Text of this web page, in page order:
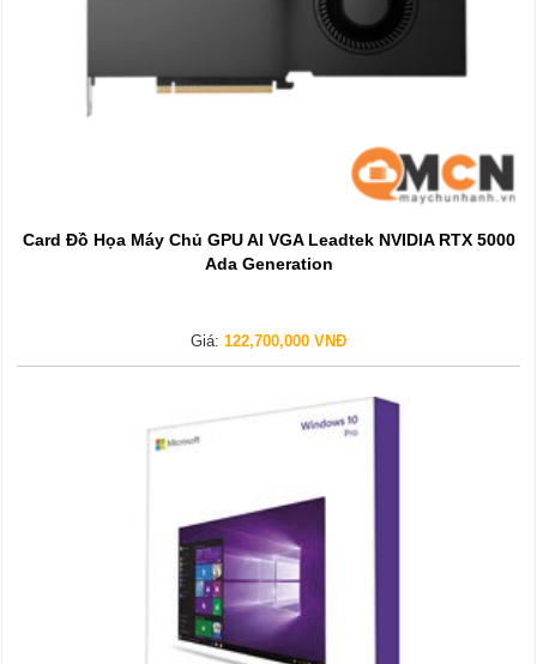
Card Đồ Họa Máy Chủ GPU AI VGA Leadtek NVIDIA RTX 5000
Ada Generation
Giá: 122,700,000 VNĐ